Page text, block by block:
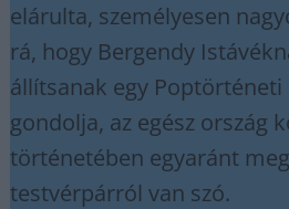
elárulta, személyesen
rá, hogy Bergendy
állítsanak egy Poptörténeti
gondolja, az egész ország
történetében egyaránt
testvérpárról van szó.